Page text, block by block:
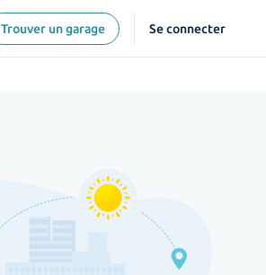
Trouver un garage Se connecter